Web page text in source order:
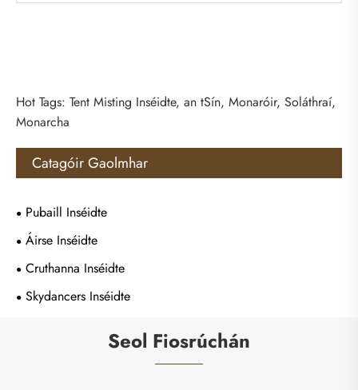
Hot Tags: Tent Misting Inséidte, an tSín, Monaróir, Soláthraí,
Monarcha
Catagóir Gaolmhar
Pubaill Inséidte
Áirse Inséidte
Cruthanna Inséidte
Skydancers Inséidte
Seol Fiosrúchán